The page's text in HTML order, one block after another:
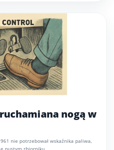
nogą w
nie potrzebował wskaźnika paliwa,
pustym zbiorniku.